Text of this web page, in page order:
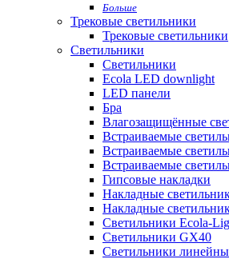
Больше
Трековые светильники
Трековые светильники
Светильники
Светильники
Ecola LED downlight
LED панели
Бра
Влагозащищённые
Встраиваемые
Встраиваемые
Встраиваемые
Гипсовые накладки
Накладные
Накладные
Светильники Ecola-
Светильники GX40
Светильники